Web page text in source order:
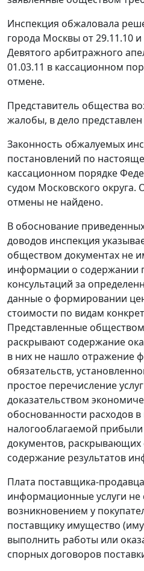
Инспекция обжаловала
города Москвы от 29.11.10
Девятого арбитражного
01.03.11 в кассационном
отмене.
Представитель общества
жалобы, в дело
Законность обжалуемых
постановлений по
кассационном порядке
судом Московского округа.
отмены не найдено.
В обоснование
доводов инспекция
обществом документах не
информации о содержании
консультаций за
данные о формировании
стоимости по видам
Представленные
раскрывают содержание
в них не нашло отражение
обязательств,
простое перечисление
доказательством
обоснованности расходов
налогооблагаемой
документов, раскрывающих
содержание результатов
Плата поставщика-
информационные услуги не
возникновением у
поставщику имущество
выполнить работы или
спорных договоров